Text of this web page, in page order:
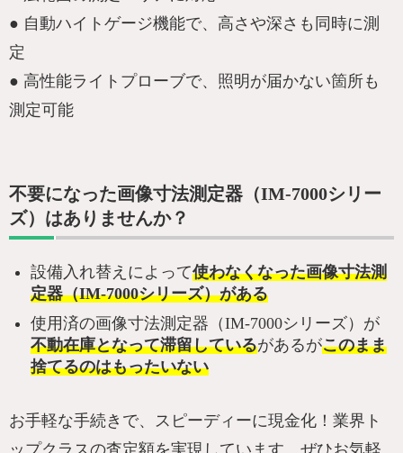
● 自動ハイトゲージ機能で、高さや深さも同時に測
定
● 高性能ライトプローブで、照明が届かない箇所も
測定可能
不要になった画像寸法測定器（IM-7000シリー
ズ）はありませんか？
設備入れ替えによって使わなくなった画像寸法測
定器（IM-7000シリーズ）がある
使用済の画像寸法測定器（IM-7000シリーズ）が
不動在庫となって滞留しているがあるがこのまま
捨てるのはもったいない
お手軽な手続きで、スピーディーに現金化！業界ト
ップクラスの査定額を実現しています。ぜひお気軽